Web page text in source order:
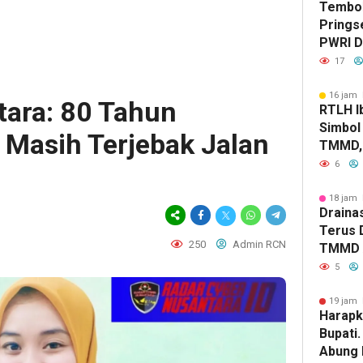
80 Tahun
Terjebak Jalan
250 Admin RCN
PWRI
17
16 jam
RTLH
6
18 jam
Terus
5
19 jam
Abung